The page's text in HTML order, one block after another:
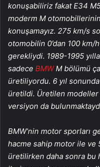
konuşabiliriz fakat E34
moderm M otomobillerinin
konuşamayız. 275 km/s
otomobilin 0’dan 100 km/
gerekliydi. 1989-1995
sadece BMWM bölümü
üretiliyordu. 6 yıl
üretildi. Üretilen modeller
versiyon da
BMW’nin motor sporları
hacme sahip motor ile ve
üretilirken daha sonra bu